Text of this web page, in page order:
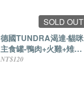
SOLD OUT
德國TUNDRA渴達‧貓咪
主食罐-鴨肉+火雞+雉雞
200g
NT$120